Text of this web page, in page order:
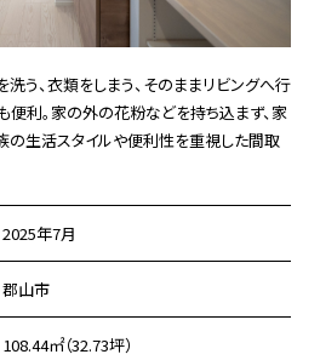
洗う、衣類をしまう、そのままリビングへ行
便利。家の外の花粉などを持ち込まず、家
の生活スタイルや便利性を重視した間取
2025年7月
郡山市
108.44㎡（32.73坪）